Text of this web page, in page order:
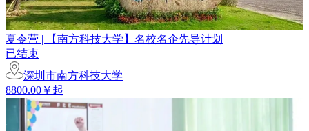
夏令营 | 【南方科技大学】名校名企先导计划
已结束
深圳市南方科技大学
8800.00￥起